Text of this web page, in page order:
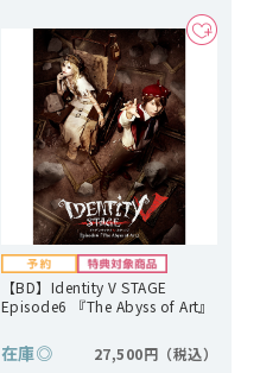
【BD】Identity V STAGE
Episode6 『The Abyss of Art』
在庫◎ 27,500円